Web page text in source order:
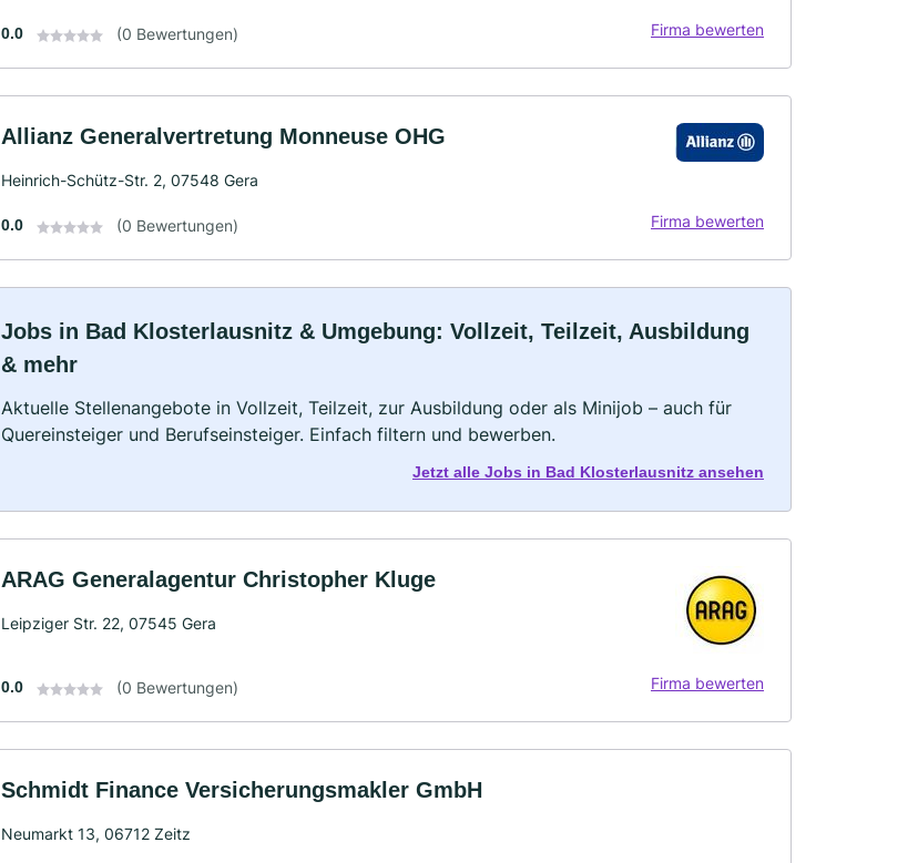
0.0 (0 Bewertungen) Firma bewerten
Allianz Generalvertretung Monneuse OHG
Heinrich-Schütz-Str. 2, 07548 Gera
0.0 (0 Bewertungen) Firma bewerten
Jobs in Bad Klosterlausnitz & Umgebung: Vollzeit, Teilzeit, Ausbildung
& mehr
Aktuelle Stellenangebote in Vollzeit, Teilzeit, zur Ausbildung oder als Minijob – auch für
Quereinsteiger und Berufseinsteiger. Einfach filtern und bewerben.
Jetzt alle Jobs in Bad Klosterlausnitz ansehen
ARAG Generalagentur Christopher Kluge
Leipziger Str. 22, 07545 Gera
0.0 (0 Bewertungen) Firma bewerten
Schmidt Finance Versicherungsmakler GmbH
Neumarkt 13, 06712 Zeitz